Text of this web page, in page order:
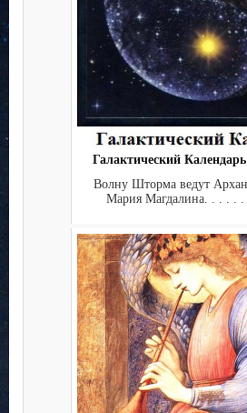
Галактический
Волну Шторма ведут
Мария Магдалина. . . . . .